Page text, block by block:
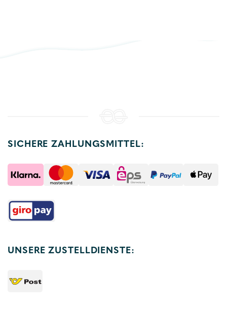
SICHERE ZAHLUNGSMITTEL:
UNSERE ZUSTELLDIENSTE: